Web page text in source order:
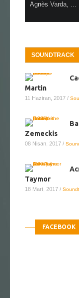
Agnès Varda, ...
SOUNDTRACK
Martin
11 Haziran, 2017 /
Zemeckis
08 Nisan, 2017 /
Taymor
18 Mart, 2017 /
FACEBOOK